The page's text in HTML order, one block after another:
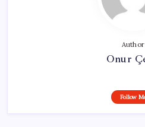
Author
Onur
Follow